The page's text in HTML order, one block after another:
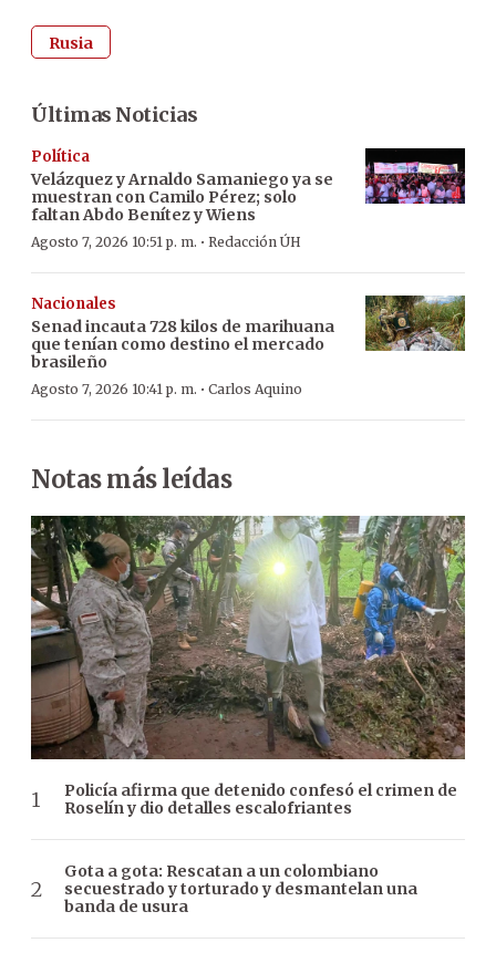
Rusia
Últimas Noticias
Política
Velázquez y Arnaldo Samaniego ya se
muestran con Camilo Pérez; solo
faltan Abdo Benítez y Wiens
Agosto 7, 2026 10:51 p. m. · Redacción ÚH
Nacionales
Senad incauta 728 kilos de marihuana
que tenían como destino el mercado
brasileño
Agosto 7, 2026 10:41 p. m. · Carlos Aquino
Notas más leídas
Policía afirma que detenido confesó el crimen de
Roselín y dio detalles escalofriantes
Gota a gota: Rescatan a un colombiano
secuestrado y torturado y desmantelan una
banda de usura